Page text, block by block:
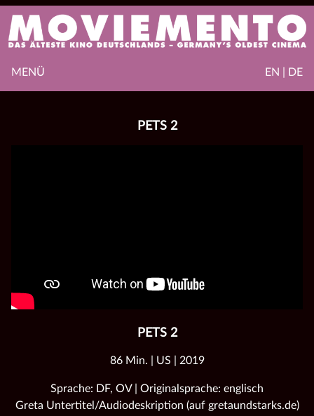
EN | DE
MENÜ
PETS 2
PETS 2
86 Min. | US | 2019
Sprache: DF, OV | Originalsprache: englisch
Greta Untertitel/Audiodeskription (auf gretaundstarks.de)